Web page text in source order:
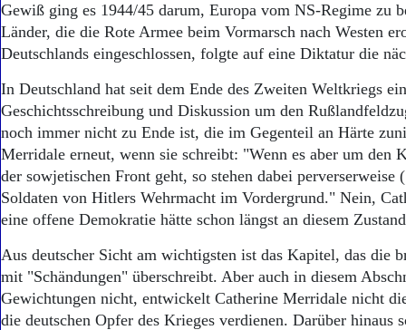
Gewiß ging es 1944/45 darum, Europa vom NS-Regime zu
Länder, die die Rote Armee beim Vormarsch nach Westen
Deutschlands eingeschlossen, folgte auf eine Diktatur die
In Deutschland hat seit dem Ende des Zweiten Weltkriegs
Geschichtsschreibung und Diskussion um den
noch immer nicht zu Ende ist, die im Gegenteil an Härte
Merridale erneut, wenn sie schreibt: "Wenn es aber um den
der sowjetischen Front geht, so stehen dabei perverserweise
Soldaten von Hitlers Wehrmacht im Vordergrund." Nein,
eine offene Demokratie hätte schon längst an diesem
Aus deutscher Sicht am wichtigsten ist das Kapitel, das die
mit "Schändungen" überschreibt. Aber auch in diesem
Gewichtungen nicht, entwickelt Catherine Merridale nicht
die deutschen Opfer des Krieges verdienen. Darüber hinaus